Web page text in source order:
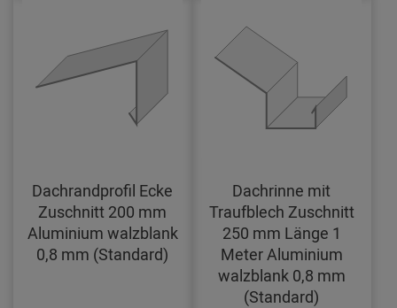
Dachrandprofil Ecke
Zuschnitt 200 mm
Aluminium walzblank
0,8 mm (Standard)
Dachrinne mit
Traufblech Zuschnitt
250 mm Länge 1
Meter Aluminium
walzblank 0,8 mm
(Standard)